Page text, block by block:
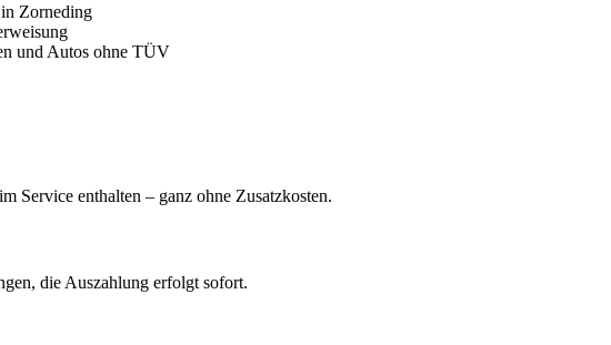
Zorneding
und Autos ohne TÜV
Service enthalten – ganz ohne Zusatzkosten.
die Auszahlung erfolgt sofort.